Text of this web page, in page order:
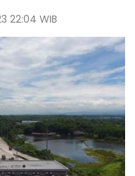
22:04 WIB